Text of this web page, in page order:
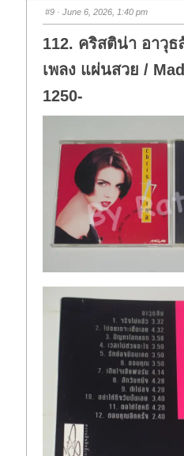
d
o
n
.
u
p
#9 · June 6, 2026, 1:40 pm
112. คริสติน่า อาวุ
เพลง แผ่นสวย /
1250-